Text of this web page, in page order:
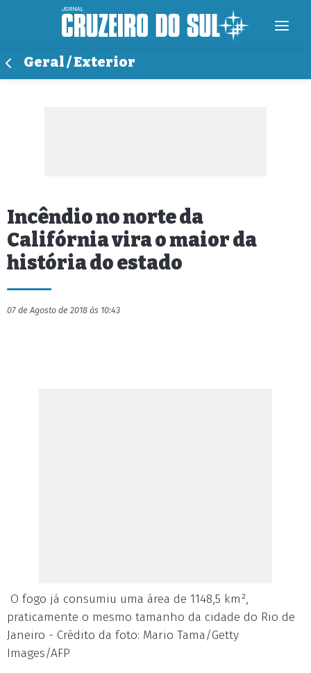
Geral / Exterior
Incêndio no norte da
Califórnia vira o maior da
história do estado
07 de Agosto de 2018 às 10:43
O fogo já consumiu uma área de 1148,5 km²,
praticamente o mesmo tamanho da cidade do Rio de
Janeiro - Crédito da foto: Mario Tama/Getty
Images/AFP